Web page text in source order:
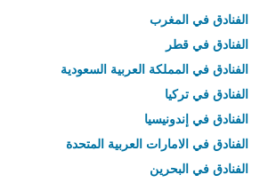
الفنادق في المغرب
الفنادق في قطر
الفنادق في المملكة العربية السعودية
الفنادق في تركيا
الفنادق في إندونيسيا
الفنادق في الامارات العربية المتحدة
الفنادق في البحرين